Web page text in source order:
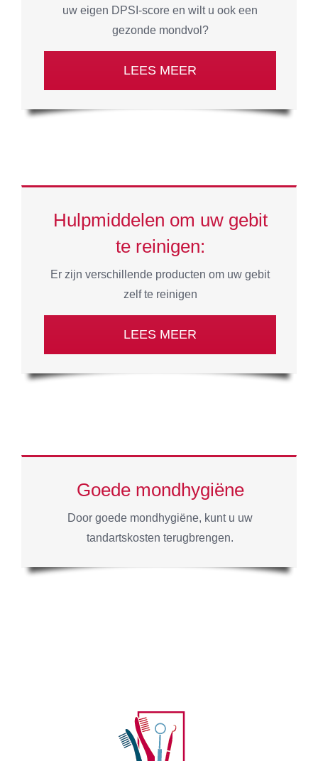
uw eigen DPSI-score en wilt u ook een
gezonde mondvol?
LEES MEER
Hulpmiddelen om uw gebit
te reinigen:
Er zijn verschillende producten om uw gebit
zelf te reinigen
LEES MEER
Goede mondhygiëne
Door goede mondhygiëne, kunt u uw
tandartskosten terugbrengen.